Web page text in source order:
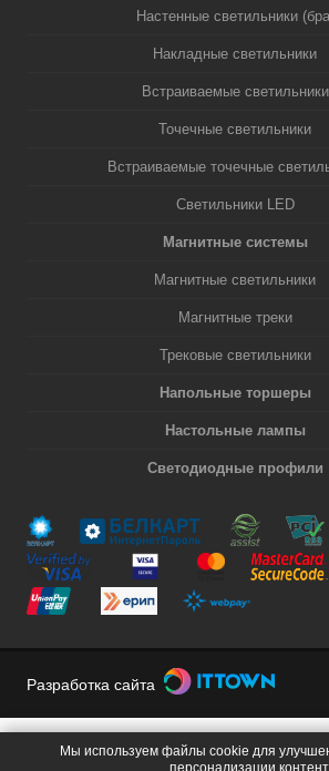
Настенные светильники
Накладные светильники
Встраиваемые светильники
Точечные светильники
Встраиваемые точечные
Светильники LED
Магнитные системы
Магнитные светильники
Магнитные треки
Трековые светильники
Напольные торшеры
Настольные лампы
Светодиодные профили
Разработка сайта
Мы используем файлы cookie для
персонализации